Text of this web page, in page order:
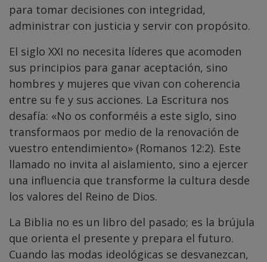
para tomar decisiones con integridad,
administrar con justicia y servir con propósito.
El siglo XXI no necesita líderes que acomoden
sus principios para ganar aceptación, sino
hombres y mujeres que vivan con coherencia
entre su fe y sus acciones. La Escritura nos
desafía: «No os conforméis a este siglo, sino
transformaos por medio de la renovación de
vuestro entendimiento» (Romanos 12:2). Este
llamado no invita al aislamiento, sino a ejercer
una influencia que transforme la cultura desde
los valores del Reino de Dios.
La Biblia no es un libro del pasado; es la brújula
que orienta el presente y prepara el futuro.
Cuando las modas ideológicas se desvanezcan,